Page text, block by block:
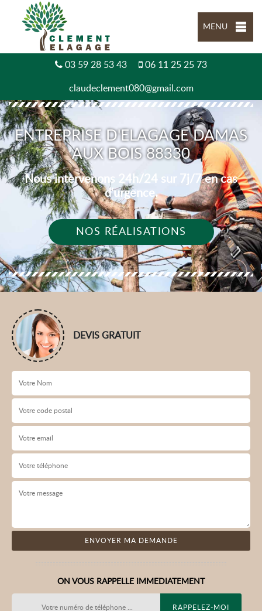
MENU
03 59 28 53 43 06 11 25 25 73
claudeclement080@gmail.com
ENTREPRISE D'ELAGAGE DAMAS
AUX BOIS 88330
Nous intervenons 24h/24 sur 7j/7 en cas
d'urgence.
NOS RÉALISATIONS
DEVIS GRATUIT
ON VOUS RAPPELLE IMMEDIATEMENT